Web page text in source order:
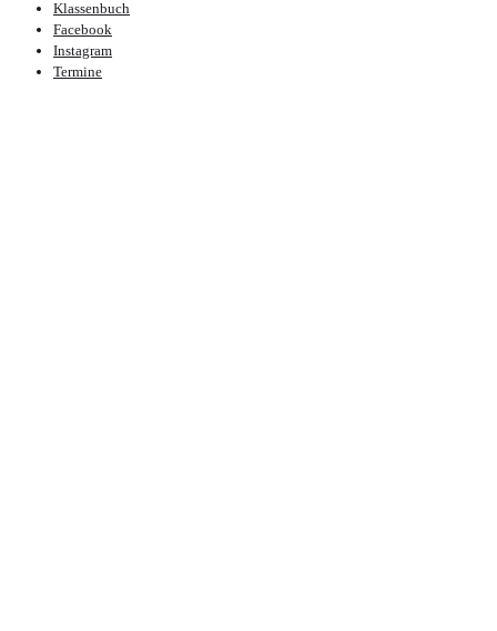
Klassenbuch
Facebook
Instagram
Termine